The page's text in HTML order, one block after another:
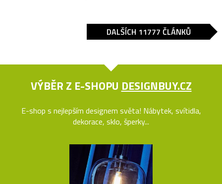
DALŠÍCH 11777 ČLÁNKŮ
VÝBĚR Z E-SHOPU DESIGNBUY.CZ
E-shop s nejlepším designem světa! Nábytek, svítidla,
dekorace, sklo, šperky...